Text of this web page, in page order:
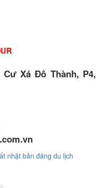
Xá Đô Thành, P4,
nhật bản đáng du lịch